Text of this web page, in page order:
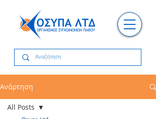
Ανάρτηση
All Posts